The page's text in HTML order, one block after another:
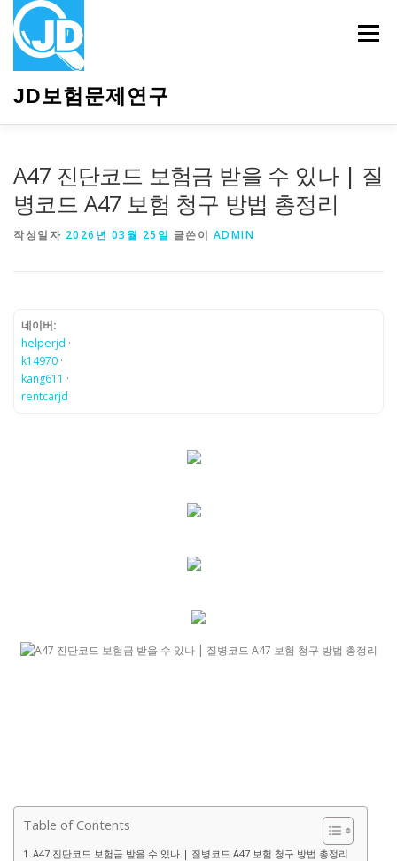
JD보험문제연구
메뉴
A47 진단코드 보험금 받을 수 있나 | 질
병코드 A47 보험 청구 방법 총정리
작성일자 2026년 03월 25일 글쓴이 ADMIN
네이버:
helperjd ·
k14970 ·
kang611 ·
rentcarjd
Table of Contents
A47 진단코드 보험금 받을 수 있나 | 질병코드 A47 보험 청구 방법 총정리